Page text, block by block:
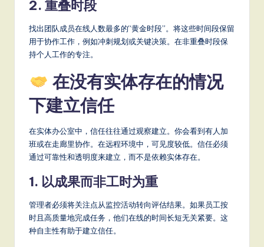
2. 重叠时段
找出团队成员在线人数最多的“黄金时段”。将这些时间段保留
用于协作工作，例如冲刺规划或关键决策。在非重叠时段保
持个人工作的专注。
在没有实体存在的情况
下建立信任
在实体办公室中，信任往往通过观察建立。你会看到有人加
班或在走廊里协作。在远程环境中，可见度较低。信任必须
通过可靠性和透明度来建立，而不是依赖实体存在。
1. 以成果而非工时为重
管理者必须将关注点从监控活动转向评估结果。如果员工按
时且高质量地完成任务，他们在线的时间长短无关紧要。这
种自主性有助于建立信任。